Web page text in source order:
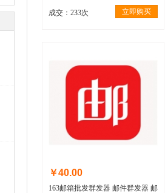
成交：233次 立即购买
￥40.00
163邮箱批发群发器 邮件群发器 邮